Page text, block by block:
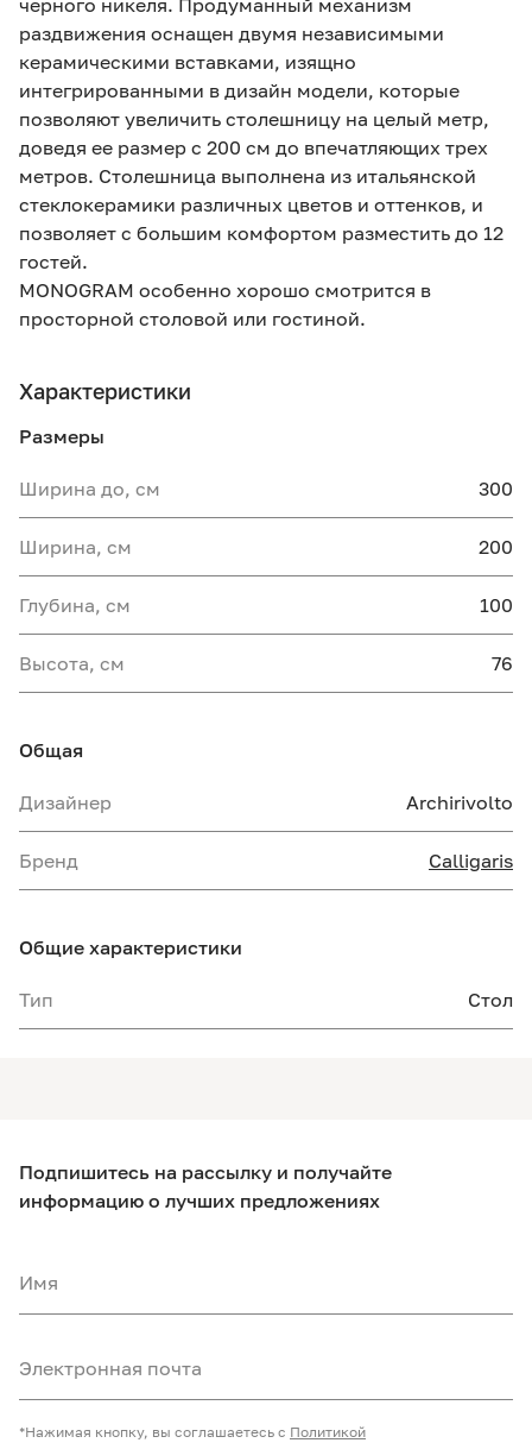
раздвижения оснащен двумя независимыми
керамическими вставками, изящно
интегрированными в дизайн модели, которые
позволяют увеличить столешницу на целый метр,
доведя ее размер с 200 см до впечатляющих трех
метров. Столешница выполнена из итальянской
стеклокерамики различных цветов и оттенков, и
позволяет с большим комфортом разместить до 12
гостей.
MONOGRAM особенно хорошо смотрится в
просторной столовой или гостиной.
Характеристики
Размеры
Ширина до, см 300
Ширина, см 200
Глубина, см 100
Высота, см 76
Общая
Дизайнер Archirivolto
Бренд Calligaris
Общие характеристики
Тип Стол
Подпишитесь на рассылку и получайте
информацию о лучших предложениях
Имя
Электронная почта
*Нажимая кнопку, вы соглашаетесь с Политикой